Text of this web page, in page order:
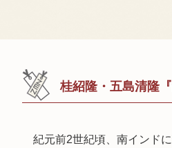
桂紹隆・五島清隆
紀元前2世紀頃、南インド